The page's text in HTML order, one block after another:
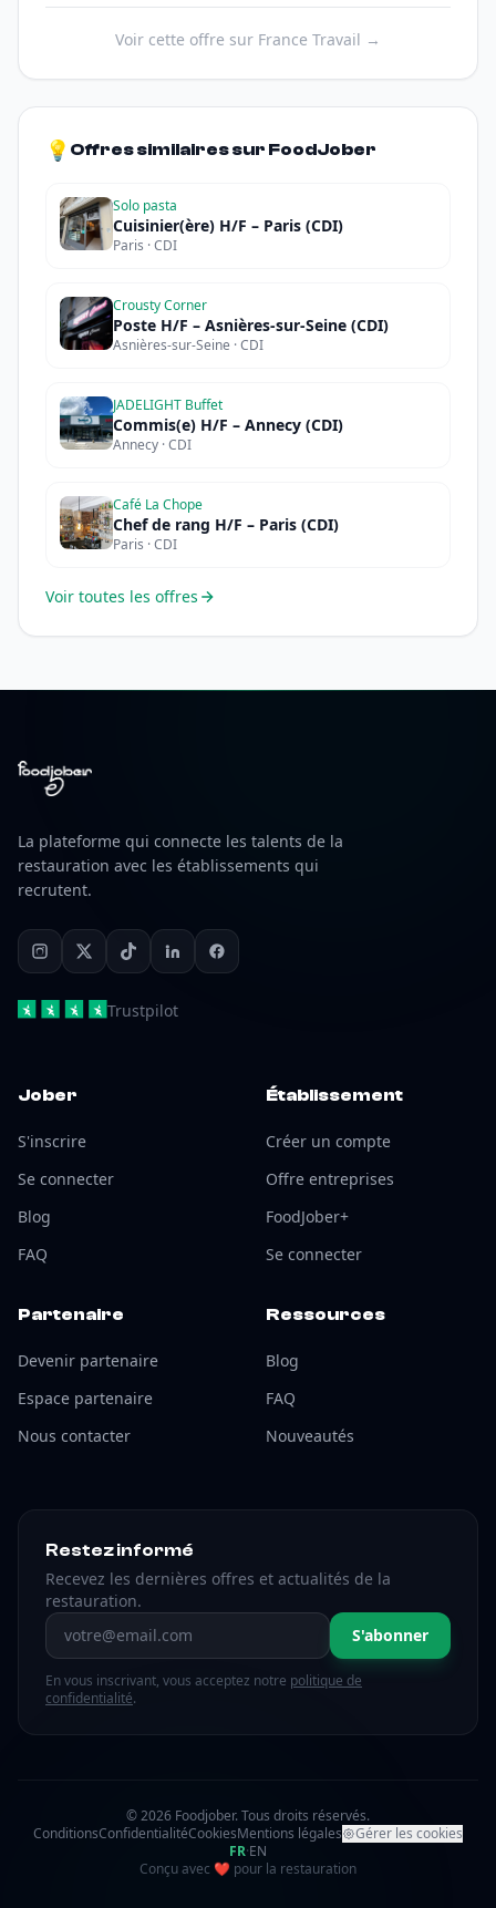
Voir cette offre sur France Travail →
💡 Offres similaires sur FoodJober
Solo pasta
Cuisinier(ère) H/F – Paris (CDI)
Paris · CDI
Crousty Corner
Poste H/F – Asnières-sur-Seine (CDI)
Asnières-sur-Seine · CDI
JADELIGHT Buffet
Commis(e) H/F – Annecy (CDI)
Annecy · CDI
Café La Chope
Chef de rang H/F – Paris (CDI)
Paris · CDI
Voir toutes les offres
La plateforme qui connecte les talents de la
restauration avec les établissements qui
recrutent.
Trustpilot
Jober
S'inscrire
Se connecter
Blog
FAQ
Établissement
Créer un compte
Offre entreprises
FoodJober+
Se connecter
Partenaire
Devenir partenaire
Espace partenaire
Nous contacter
Ressources
Blog
FAQ
Nouveautés
Restez informé
Recevez les dernières offres et actualités de la
restauration.
Adresse email S'abonner
En vous inscrivant, vous acceptez notre politique de
confidentialité.
© 2026 Foodjober. Tous droits réservés.
ConditionsConfidentialitéCookiesMentions légales
Gérer les cookies
FR·EN
Conçu avec ❤ amour
pour la restauration